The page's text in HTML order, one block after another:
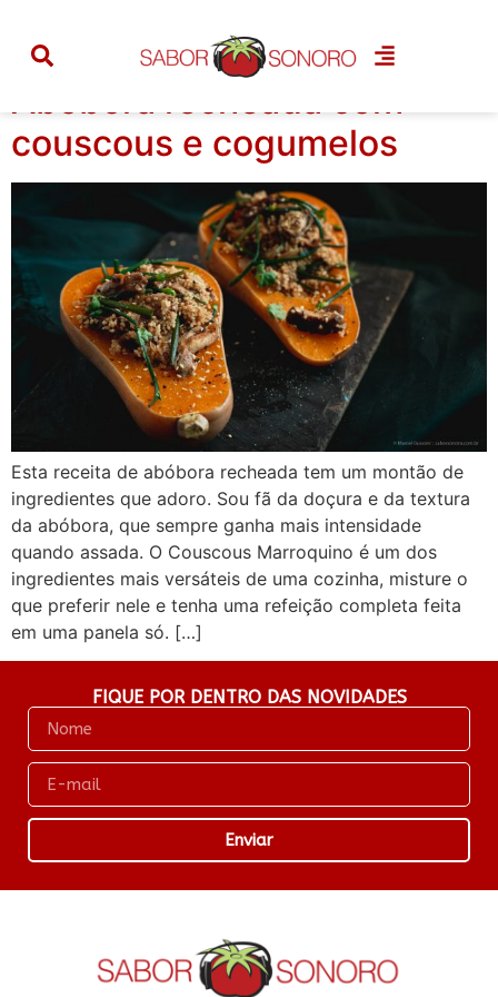
Tag: nirá
Abóbora recheada com
couscous e cogumelos
Esta receita de abóbora recheada tem um montão de
ingredientes que adoro. Sou fã da doçura e da textura
da abóbora, que sempre ganha mais intensidade
quando assada. O Couscous Marroquino é um dos
ingredientes mais versáteis de uma cozinha, misture o
que preferir nele e tenha uma refeição completa feita
em uma panela só. […]
FIQUE POR DENTRO DAS NOVIDADES
Enviar